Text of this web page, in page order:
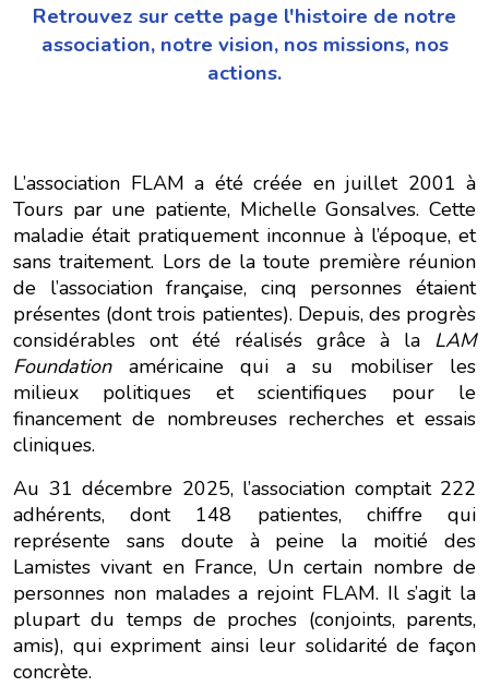
Retrouvez sur cette page l'histoire de notre
association, notre vision, nos missions, nos
actions.
L’association FLAM a été créée en juillet 2001 à
Tours par une patiente, Michelle Gonsalves. Cette
maladie était pratiquement inconnue à l’époque, et
sans traitement. Lors de la toute première réunion
de l’association française, cinq personnes étaient
présentes (dont trois patientes). Depuis, des progrès
considérables ont été réalisés grâce à la LAM
Foundationaméricaine qui a su mobiliser les
milieux politiques et scientifiques pour le
financement de nombreuses recherches et essais
cliniques.
Au 31 décembre 2025, l’association comptait 222
adhérents, dont 148 patientes, chiffre qui
représente sans doute à peine la moitié des
Lamistes vivant en France, Un certain nombre de
personnes non malades a rejoint FLAM. Il s’agit la
plupart du temps de proches (conjoints, parents,
amis), qui expriment ainsi leur solidarité de façon
concrète.